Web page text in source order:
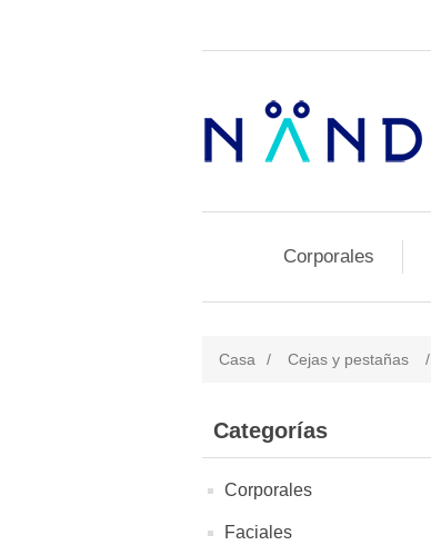
Corporales
Casa / Cejas y pestañas /
Categorías
Corporales
Faciales